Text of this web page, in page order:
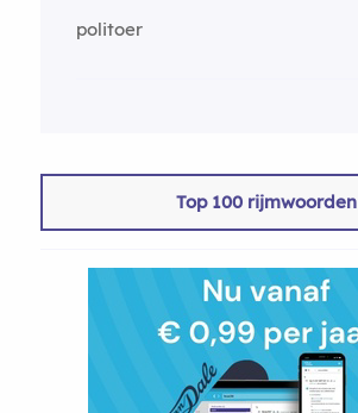
politoer
Top 100 rijmwoorden